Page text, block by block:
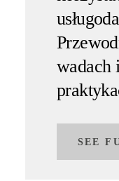
wadach
SEE